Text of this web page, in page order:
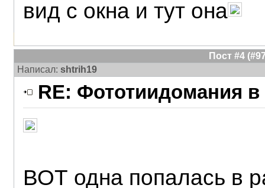
вид с окна и тут она
Пост #4
Написал: shtrih19
RE: Фототиидомания в
ВОТ одна попалась в